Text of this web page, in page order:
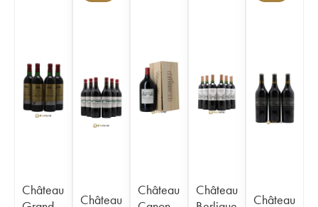
Château
Château
Château
Château
Château